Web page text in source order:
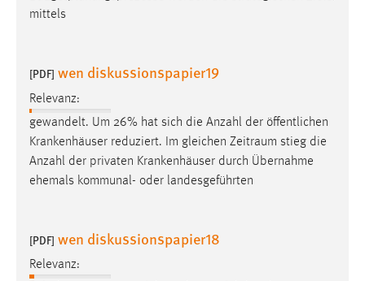
mittels
[PDF] wen diskussionspapier19
Relevanz:
gewandelt. Um 26% hat sich die Anzahl der öffentlichen
Krankenhäuser reduziert. Im gleichen Zeitraum stieg die
Anzahl der privaten Krankenhäuser durch Übernahme
ehemals kommunal- oder landesgeführten
[PDF] wen diskussionspapier18
Relevanz: